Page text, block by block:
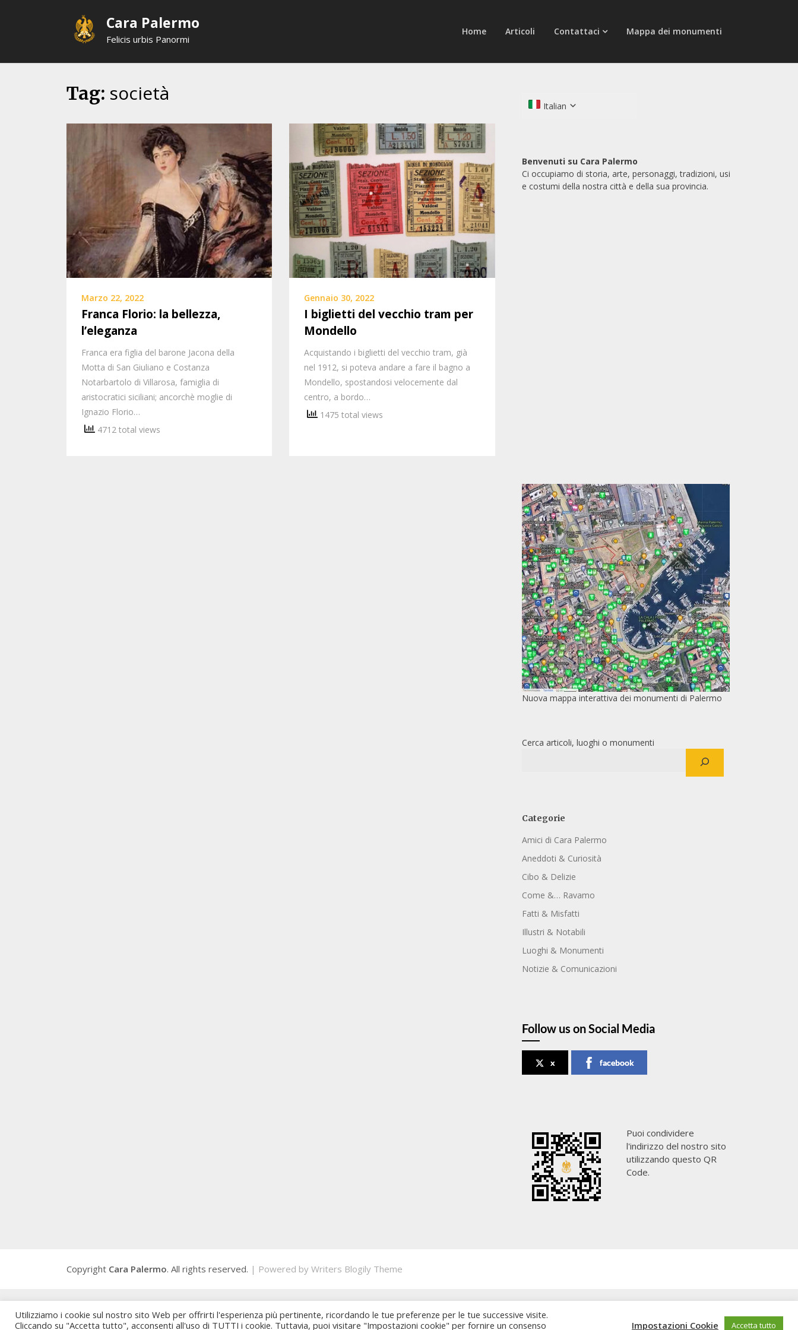
Cara Palermo
Felicis urbis Panormi
Home Articoli Contattaci Mappa dei monumenti
Tag: società
Marzo 22, 2022
Franca Florio: la bellezza,
l’eleganza
Franca era figlia del barone Jacona della
Motta di San Giuliano e Costanza
Notarbartolo di Villarosa, famiglia di
aristocratici siciliani; ancorchè moglie di
Ignazio Florio…
4712 total views
Gennaio 30, 2022
I biglietti del vecchio tram per
Mondello
Acquistando i biglietti del vecchio tram, già
nel 1912, si poteva andare a fare il bagno a
Mondello, spostandosi velocemente dal
centro, a bordo…
1475 total views
Italian
Benvenuti su Cara Palermo
Ci occupiamo di storia, arte, personaggi, tradizioni, usi
e costumi della nostra città e della sua provincia.
Nuova mappa interattiva dei monumenti di Palermo
Cerca articoli, luoghi o monumenti
Categorie
Amici di Cara Palermo
Aneddoti & Curiosità
Cibo & Delizie
Come &… Ravamo
Fatti & Misfatti
Illustri & Notabili
Luoghi & Monumenti
Notizie & Comunicazioni
Follow us on Social Media
x facebook
Puoi condividere
l'indirizzo del nostro sito
utilizzando questo QR
Code.
Copyright Cara Palermo. All rights reserved. | Powered by Writers Blogily Theme
Utilizziamo i cookie sul nostro sito Web per offrirti l'esperienza più pertinente, ricordando le tue preferenze per le tue successive visite.
Cliccando su "Accetta tutto", acconsenti all'uso di TUTTI i cookie. Tuttavia, puoi visitare "Impostazioni cookie" per fornire un consenso
Impostazioni Cookie Accetta tutto